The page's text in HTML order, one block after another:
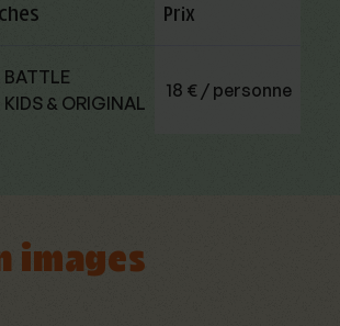
Prix
& ORIGINAL
18 € / personne
images